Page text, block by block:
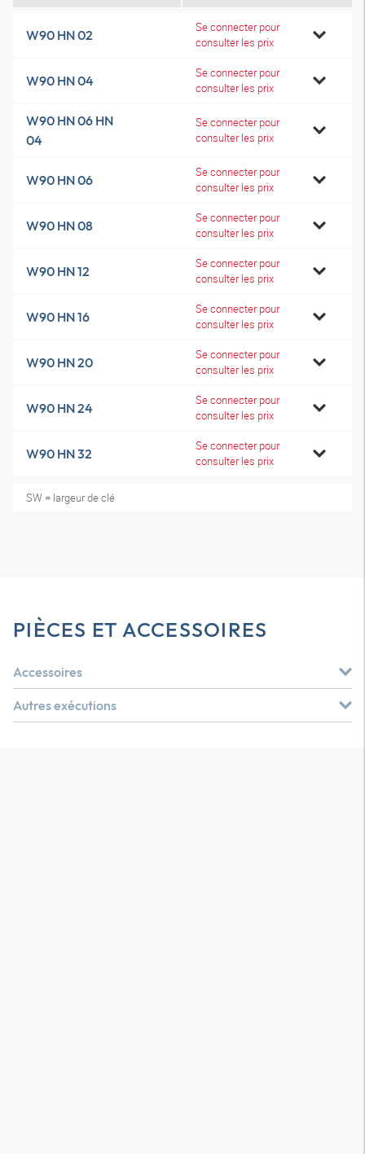
W90 HN 02
Se connecter pour
consulter les prix
W90 HN 04
Se connecter pour
consulter les prix
W90 HN 06 HN
04
Se connecter pour
consulter les prix
W90 HN 06
Se connecter pour
consulter les prix
W90 HN 08
Se connecter pour
consulter les prix
W90 HN 12
Se connecter pour
consulter les prix
W90 HN 16
Se connecter pour
consulter les prix
W90 HN 20
Se connecter pour
consulter les prix
W90 HN 24
Se connecter pour
consulter les prix
W90 HN 32
Se connecter pour
consulter les prix
SW = largeur de clé
PIÈCES ET ACCESSOIRES
Accessoires
Autres exécutions